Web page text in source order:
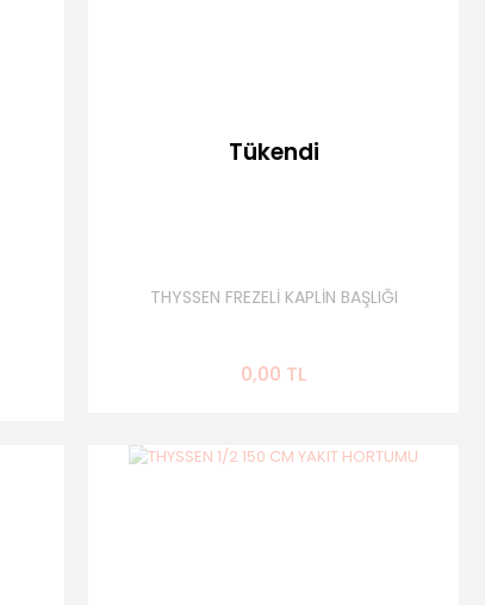
Tükendi
THYSSEN FREZELİ KAPLİN BAŞLIĞI
0,00 TL